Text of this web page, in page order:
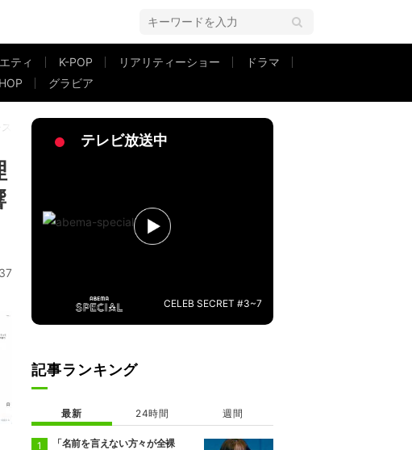
ティ K-POP リアリティーショー
ドラマ
グラビア
眼鏡姿の近影にも反響「めっちゃかわいい!!!」「似合いすぎです」
テレビ放送中
CELEB SECRET #3~7
記事ランキング
最新 24時間 週間
「名前を言えない方々が全裸